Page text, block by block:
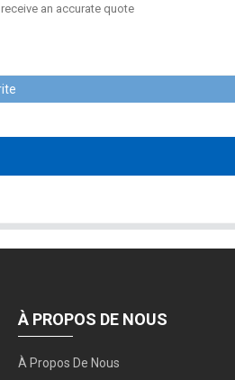
À PROPOS DE NOUS
À Propos De Nous